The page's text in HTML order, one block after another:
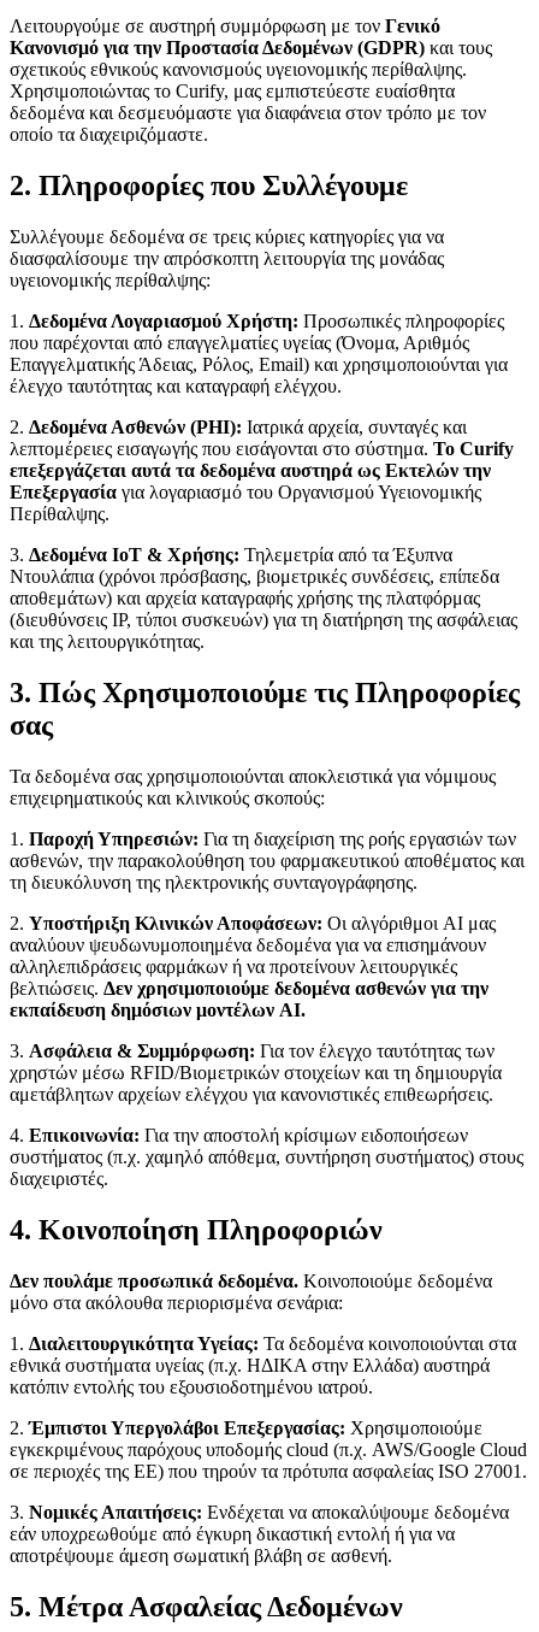
Λειτουργούμε σε αυστηρή συμμόρφωση με τον Γενικό
Κανονισμό για την Προστασία Δεδομένων (GDPR) και τους
σχετικούς εθνικούς κανονισμούς υγειονομικής περίθαλψης.
Χρησιμοποιώντας το Curify, μας εμπιστεύεστε ευαίσθητα
δεδομένα και δεσμευόμαστε για διαφάνεια στον τρόπο με τον
οποίο τα διαχειριζόμαστε.
2. Πληροφορίες που Συλλέγουμε
Συλλέγουμε δεδομένα σε τρεις κύριες κατηγορίες για να
διασφαλίσουμε την απρόσκοπτη λειτουργία της μονάδας
υγειονομικής περίθαλψης:
1. Δεδομένα Λογαριασμού Χρήστη: Προσωπικές πληροφορίες
που παρέχονται από επαγγελματίες υγείας (Όνομα, Αριθμός
Επαγγελματικής Άδειας, Ρόλος, Email) και χρησιμοποιούνται για
έλεγχο ταυτότητας και καταγραφή ελέγχου.
2. Δεδομένα Ασθενών (PHI): Ιατρικά αρχεία, συνταγές και
λεπτομέρειες εισαγωγής που εισάγονται στο σύστημα. Το Curify
επεξεργάζεται αυτά τα δεδομένα αυστηρά ως Εκτελών την
Επεξεργασία για λογαριασμό του Οργανισμού Υγειονομικής
Περίθαλψης.
3. Δεδομένα IoT & Χρήσης: Τηλεμετρία από τα Έξυπνα
Ντουλάπια (χρόνοι πρόσβασης, βιομετρικές συνδέσεις, επίπεδα
αποθεμάτων) και αρχεία καταγραφής χρήσης της πλατφόρμας
(διευθύνσεις IP, τύποι συσκευών) για τη διατήρηση της ασφάλειας
και της λειτουργικότητας.
3. Πώς Χρησιμοποιούμε τις Πληροφορίες
σας
Τα δεδομένα σας χρησιμοποιούνται αποκλειστικά για νόμιμους
επιχειρηματικούς και κλινικούς σκοπούς:
1. Παροχή Υπηρεσιών: Για τη διαχείριση της ροής εργασιών των
ασθενών, την παρακολούθηση του φαρμακευτικού αποθέματος και
τη διευκόλυνση της ηλεκτρονικής συνταγογράφησης.
2. Υποστήριξη Κλινικών Αποφάσεων: Οι αλγόριθμοι AI μας
αναλύουν ψευδωνυμοποιημένα δεδομένα για να επισημάνουν
αλληλεπιδράσεις φαρμάκων ή να προτείνουν λειτουργικές
βελτιώσεις. Δεν χρησιμοποιούμε δεδομένα ασθενών για την
εκπαίδευση δημόσιων μοντέλων AI.
3. Ασφάλεια & Συμμόρφωση: Για τον έλεγχο ταυτότητας των
χρηστών μέσω RFID/Βιομετρικών στοιχείων και τη δημιουργία
αμετάβλητων αρχείων ελέγχου για κανονιστικές επιθεωρήσεις.
4. Επικοινωνία: Για την αποστολή κρίσιμων ειδοποιήσεων
συστήματος (π.χ. χαμηλό απόθεμα, συντήρηση συστήματος) στους
διαχειριστές.
4. Κοινοποίηση Πληροφοριών
Δεν πουλάμε προσωπικά δεδομένα. Κοινοποιούμε δεδομένα
μόνο στα ακόλουθα περιορισμένα σενάρια:
1. Διαλειτουργικότητα Υγείας: Τα δεδομένα κοινοποιούνται στα
εθνικά συστήματα υγείας (π.χ. ΗΔΙΚΑ στην Ελλάδα) αυστηρά
κατόπιν εντολής του εξουσιοδοτημένου ιατρού.
2.Έμπιστοι Υπεργολάβοι Επεξεργασίας: Χρησιμοποιούμε
εγκεκριμένους παρόχους υποδομής cloud (π.χ. AWS/Google Cloud
σε περιοχές της ΕΕ) που τηρούν τα πρότυπα ασφαλείας ISO 27001.
3. Νομικές Απαιτήσεις: Ενδέχεται να αποκαλύψουμε δεδομένα
εάν υποχρεωθούμε από έγκυρη δικαστική εντολή ή για να
αποτρέψουμε άμεση σωματική βλάβη σε ασθενή.
5. Μέτρα Ασφαλείας Δεδομένων